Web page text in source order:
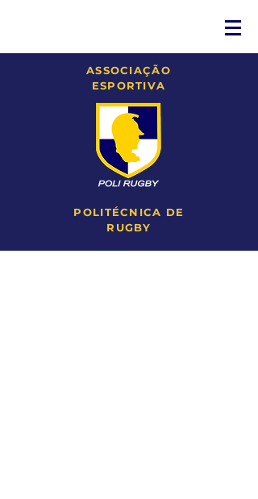
ASSOCIAÇÃO
ESPORTIVA
POLITÉCNICA DE
RUGBY